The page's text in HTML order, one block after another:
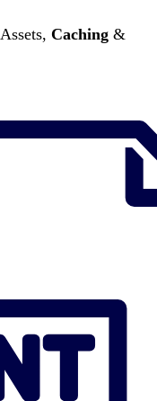
Caching &